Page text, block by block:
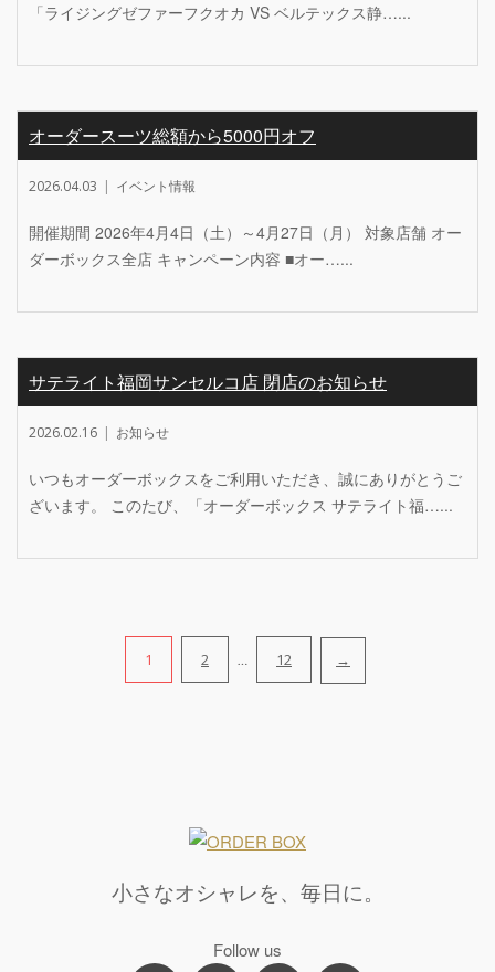
「ライジングゼファーフクオカ VS ベルテックス静…...
オーダースーツ総額から5000円オフ
2026.04.03 イベント情報
開催期間 2026年4月4日（土）～4月27日（月） 対象店舗 オー
ダーボックス全店 キャンペーン内容 ■オー…...
サテライト福岡サンセルコ店 閉店のお知らせ
2026.02.16 お知らせ
いつもオーダーボックスをご利用いただき、誠にありがとうご
ざいます。 このたび、「オーダーボックス サテライト福…...
1 2 … 12 →
小さなオシャレを、毎日に。
Follow us